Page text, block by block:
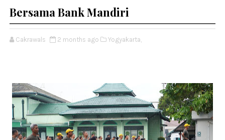
Bersama Bank Mandiri
Cakrawals 2 months ago Yogyakarta,